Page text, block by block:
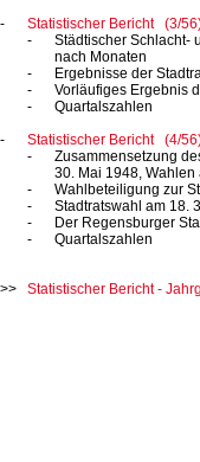
Statistischer Bericht (3/
Städtischer Schlacht-
nach Monaten
Ergebnisse der
Vorläufiges Ergebnis
Quartalszahlen
Statistischer Bericht (4/
Zusammensetzung
30. Mai 1948, Wahlen
Wahlbeteiligung zur
Stadtratswahl am 18.
Der Regensburger
Quartalszahlen
Statistischer Bericht -